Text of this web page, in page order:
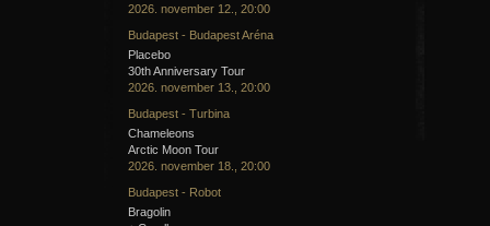
2026. november 12., 20:00
Budapest - Budapest Aréna
Placebo
30th Anniversary Tour
2026. november 13., 20:00
Budapest - Turbina
Chameleons
Arctic Moon Tour
2026. november 18., 20:00
Budapest - Robot
Bragolin